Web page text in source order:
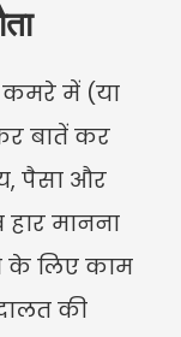
में (या
बातें कर
पैसा और
मानना
के लिए काम
की